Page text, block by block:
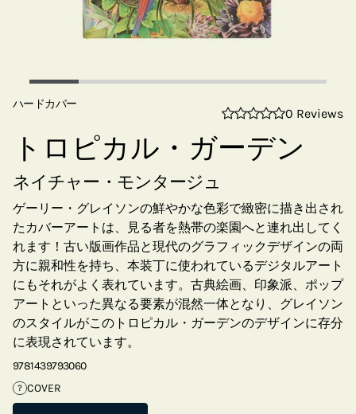
ハードカバー
0 Reviews
トロピカル・ガーデン
ネイチャー・モンタージュ
ゲーリー・グレイソンの鮮やかな色彩で緻密に描き出され
たカバーアートは、見る者を熱帯の楽園へと連れ出してく
れます！古い版画作品と現代のグラフィックデザインの両
方に親和性を持ち、本装丁に使われているデジタルアート
にもそれがよく表れています。古典絵画、印象派、ポップ
アートといった異なる要素が混然一体となり、グレイソン
のスタイルがこのトロピカル・ガーデンのデザインに存分
に表現されています。
9781439793060
? COVER